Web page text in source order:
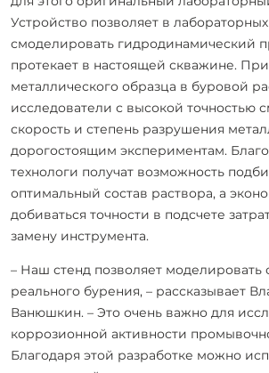
Устройство позволяет в
смоделировать гидродинамический
протекает в настоящей скважине.
металлического образца в буровой
исследователи с высокой точностью
скорость и степень разрушения
дорогостоящим экспериментам.
технологи получат возможность
оптимальный состав раствора, а
добиваться точности в подсчете
замену инструмента.
– Наш стенд позволяет моделировать
реального бурения, – рассказывает
Ванюшкин. – Это очень важно для
коррозионной активности
Благодаря этой разработке можно